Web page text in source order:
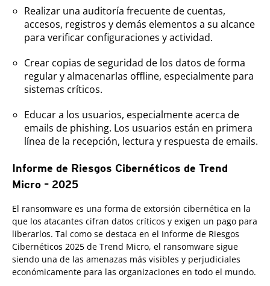
Realizar una auditoría frecuente de cuentas,
accesos, registros y demás elementos a su alcance
para verificar configuraciones y actividad.
Crear copias de seguridad de los datos de forma
regular y almacenarlas offline, especialmente para
sistemas críticos.
Educar a los usuarios, especialmente acerca de
emails de phishing. Los usuarios están en primera
línea de la recepción, lectura y respuesta de emails.
Informe de Riesgos Cibernéticos de Trend
Micro – 2025
El ransomware es una forma de extorsión cibernética en la
que los atacantes cifran datos críticos y exigen un pago para
liberarlos. Tal como se destaca en el Informe de Riesgos
Cibernéticos 2025 de Trend Micro, el ransomware sigue
siendo una de las amenazas más visibles y perjudiciales
económicamente para las organizaciones en todo el mundo.